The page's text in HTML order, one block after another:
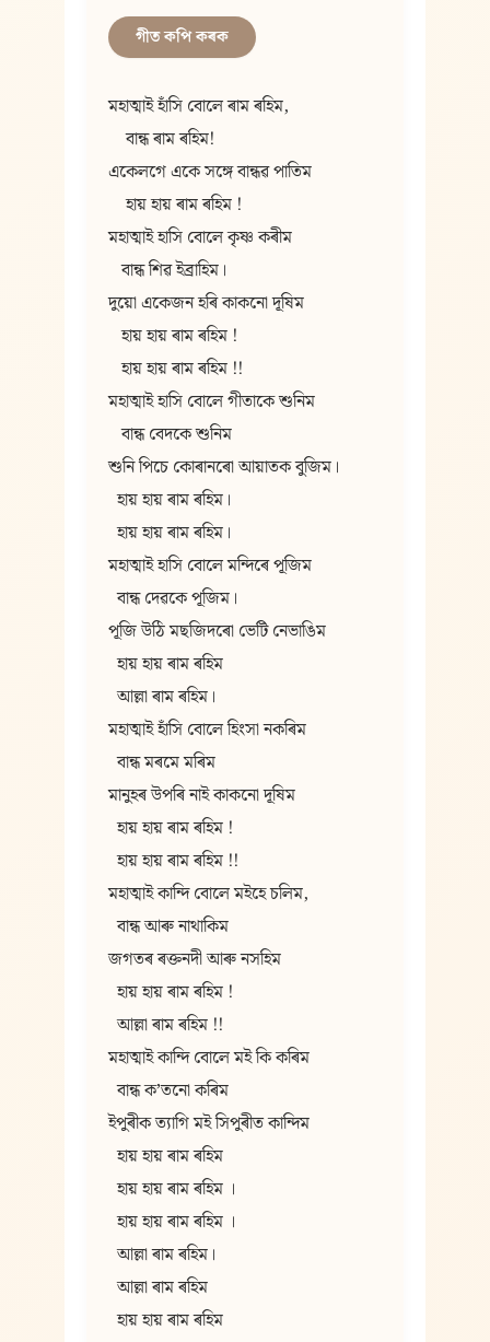
গীত কপি কৰক
মহাত্মাই হাঁসি বোলে ৰাম ৰহিম,
বান্ধ ৰাম ৰহিম!
একেলগে একে সঙ্গে বান্ধৱ পাতিম
হায় হায় ৰাম ৰহিম !
মহাত্মাই হাসি বোলে কৃষ্ণ কৰীম
বান্ধ শিৱ ইব্ৰাহিম।
দুয়ো একেজন হৰি কাকনো দূষিম
হায় হায় ৰাম ৰহিম !
হায় হায় ৰাম ৰহিম !!
মহাত্মাই হাসি বোলে গীতাকে শুনিম
বান্ধ বেদকে শুনিম
শুনি পিচে কোৰানৰো আয়াতক বুজিম।
হায় হায় ৰাম ৰহিম।
হায় হায় ৰাম ৰহিম।
মহাত্মাই হাসি বোলে মন্দিৰে পূজিম
বান্ধ দেৱকে পূজিম।
পূজি উঠি মছজিদৰো ভেটি নেভাঙিম
হায় হায় ৰাম ৰহিম
আল্লা ৰাম ৰহিম।
মহাত্মাই হাঁসি বোলে হিংসা নকৰিম
বান্ধ মৰমে মৰিম
মানুহৰ উপৰি নাই কাকনো দূষিম
হায় হায় ৰাম ৰহিম !
হায় হায় ৰাম ৰহিম !!
মহাত্মাই কান্দি বোলে মইহে চলিম,
বান্ধ আৰু নাথাকিম
জগতৰ ৰক্তনদী আৰু নসহিম
হায় হায় ৰাম ৰহিম !
আল্লা ৰাম ৰহিম !!
মহাত্মাই কান্দি বোলে মই কি কৰিম
বান্ধ কʼতনো কৰিম
ইপুৰীক ত্যাগি মই সিপুৰীত কান্দিম
হায় হায় ৰাম ৰহিম
হায় হায় ৰাম ৰহিম ।
হায় হায় ৰাম ৰহিম ।
আল্লা ৰাম ৰহিম।
আল্লা ৰাম ৰহিম
হায় হায় ৰাম ৰহিম